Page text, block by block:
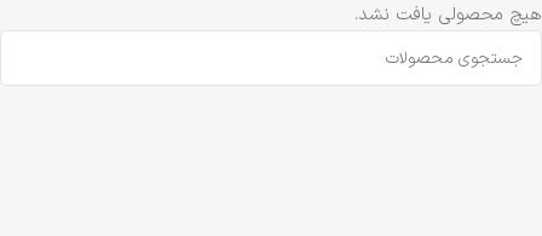
هیچ محصولی یافت نشد.